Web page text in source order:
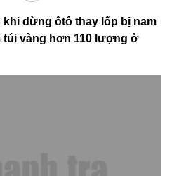
dừng ôtô thay lốp bị nam
túi vàng hơn 110 lượng ở